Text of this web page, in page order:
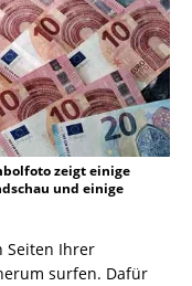
zeigt einige
und einige
Seiten Ihrer
surfen. Dafür